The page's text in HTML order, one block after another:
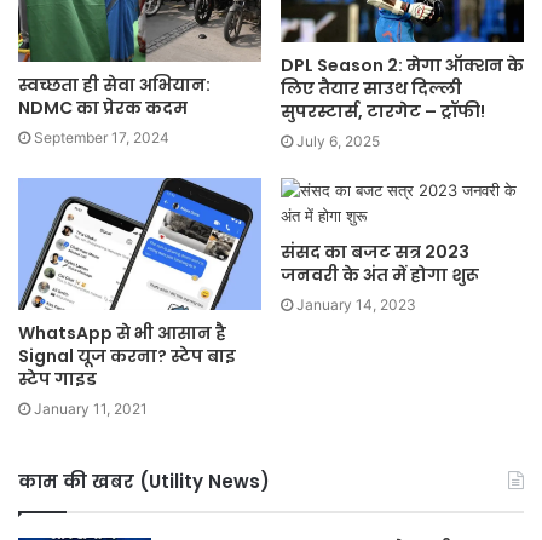
स्वच्छता ही सेवा अभियान:
NDMC का प्रेरक कदम
September 17, 2024
DPL Season 2: मेगा ऑक्शन के
लिए तैयार साउथ दिल्ली
सुपरस्टार्स, टारगेट – ट्रॉफी!
July 6, 2025
WhatsApp से भी आसान है
Signal यूज करना? स्टेप बाइ
स्टेप गाइड
January 11, 2021
संसद का बजट सत्र 2023
जनवरी के अंत में होगा शुरू
January 14, 2023
काम की खबर (Utility News)